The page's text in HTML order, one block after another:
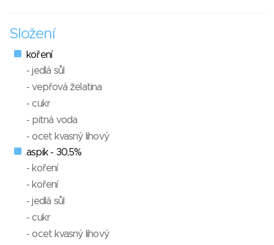
Složení
koření
- jedlá sůl
- vepřová želatina
- cukr
- pitná voda
- ocet kvasný lihový
aspik - 30,5%
- koření
- koření
- jedlá sůl
- cukr
- ocet kvasný lihový